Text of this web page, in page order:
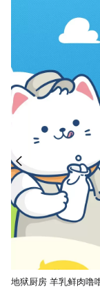
地狱厨房 羊乳鲜肉噜